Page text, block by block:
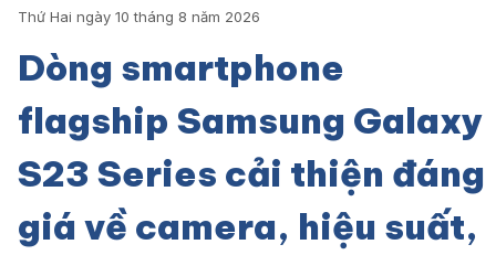
Thứ Hai ngày 10 tháng 8 năm 2026
Dòng smartphone
flagship Samsung Galaxy
S23 Series cải thiện đáng
giá về camera, hiệu suất,